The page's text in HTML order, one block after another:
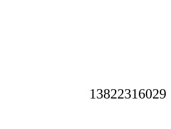
13822316029